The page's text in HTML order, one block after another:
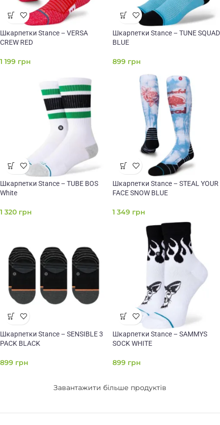
Шкарпетки Stance – VERSA
CREW RED
1 199 грн
Шкарпетки Stance – TUNE SQUAD
BLUE
899 грн
Шкарпетки Stance – TUBE BOS
White
1 320 грн
Шкарпетки Stance – STEAL YOUR
FACE SNOW BLUE
1 349 грн
Шкарпетки Stance – SENSIBLE 3
PACK BLACK
899 грн
Шкарпетки Stance – SAMMYS
SOCK WHITE
899 грн
Завантажити більше продуктів